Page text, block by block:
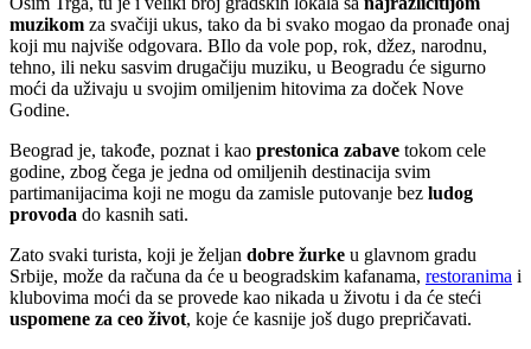
muzikom za svačiji ukus, tako da bi svako mogao da pronađe onaj
koji mu najviše odgovara. BIlo da vole pop, rok, džez, narodnu,
tehno, ili neku sasvim drugačiju muziku, u Beogradu će sigurno
moći da uživaju u svojim omiljenim hitovima za doček Nove
Godine.
Beograd je, takođe, poznat i kao prestonica zabave tokom cele
godine, zbog čega je jedna od omiljenih destinacija svim
partimanijacima koji ne mogu da zamisle putovanje bez ludog
provoda do kasnih sati.
Zato svaki turista, koji je željan dobre žurke u glavnom gradu
Srbije, može da računa da će u beogradskim kafanama, restoranima i
klubovima moći da se provede kao nikada u životu i da će steći
uspomene za ceo život, koje će kasnije još dugo prepričavati.